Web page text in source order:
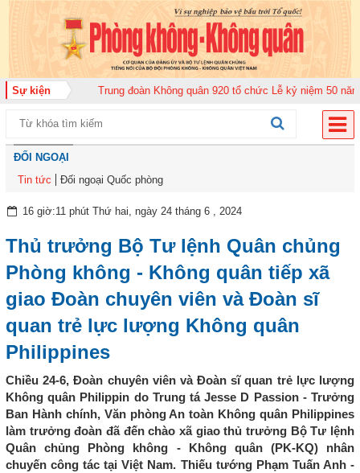
Sự kiện
năm 2026 Trung đoàn Không quân 920 tổ chức Lễ kỷ niệm 50 năm Ngày
ĐỐI NGOẠI
Tin tức
Đối ngoại Quốc phòng
16 giờ:11 phút Thứ hai, ngày 24 tháng 6 , 2024
Thủ trưởng Bộ Tư lệnh Quân chủng
Phòng không - Không quân tiếp xã
giao Đoàn chuyên viên và Đoàn sĩ
quan trẻ lực lượng Không quân
Philippines
Chiều 24-6, Đoàn chuyên viên và Đoàn sĩ quan trẻ lực lượng
Không quân Philippin do Trung tá Jesse D Passion - Trưởng
Ban Hành chính, Văn phòng An toàn Không quân Philippines
làm trưởng đoàn đã đến chào xã giao thủ trưởng Bộ Tư lệnh
Quân chủng Phòng không - Không quân (PK-KQ) nhân
chuyến công tác tại Việt Nam. Thiếu tướng Phạm Tuấn Anh -